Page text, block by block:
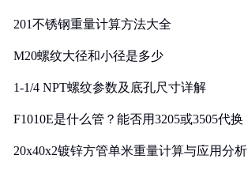
201不锈钢重量计算方法大全
M20螺纹大径和小径是多少
1-1/4 NPT螺纹参数及底孔尺寸详解
F1010E是什么管？能否用3205或3505代换
20x40x2镀锌方管单米重量计算与应用分析